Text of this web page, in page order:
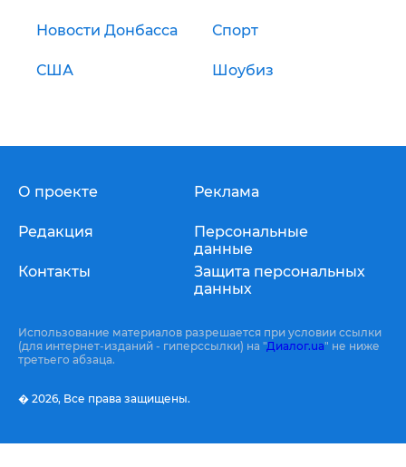
Новости Донбасса Спорт
США Шоубиз
О проекте
Редакция
Контакты
Реклама
Персональные
данные
Защита персональных
данных
Использование материалов разрешается при условии ссылки
(для интернет-изданий - гиперссылки) на "Диалог.ua" не ниже
третьего абзаца.
� 2026, Все права защищены.